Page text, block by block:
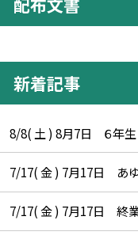
新着記事
8/8( 土 ) 8月7日 ６年
7/17( 金 ) 7月17日 あ
7/17( 金 ) 7月17日 終